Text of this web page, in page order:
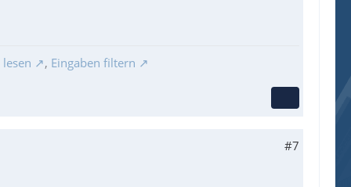
, Eingaben filtern
#7